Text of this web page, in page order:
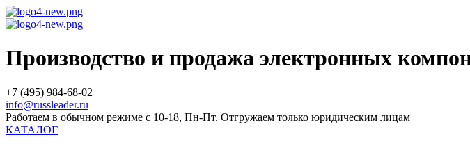
Производство и продажа электронных
+7 (495) 984-68-02
info@russleader.ru
Работаем в обычном режиме с 10-18, Пн-Пт. Отгружаем только юридическим лицам
КАТАЛОГ